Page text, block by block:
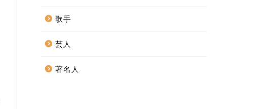
歌手
芸人
著名人